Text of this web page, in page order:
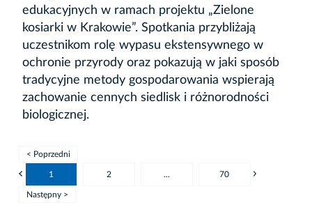
edukacyjnych w ramach projektu „Zielone
kosiarki w Krakowie”. Spotkania przybliżają
uczestnikom rolę wypasu ekstensywnego w
ochronie przyrody oraz pokazują w jaki sposób
tradycyjne metody gospodarowania wspierają
zachowanie cennych siedlisk i różnorodności
biologicznej.
< Poprzedni
1 2 ... 70
Następny >